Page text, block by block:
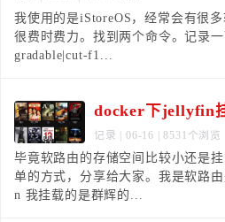
我使用的是iStoreOS，经常会有很
很费时费力。找到两个命令。记录
gradable|cut-f1...
docker下jellyfin
记录 | 06-16 | 8531个浏览
毕竟软路由的存储空间比较小还是
单的方式，分享给大家。我是软路
n 我挂载的是群辉的...